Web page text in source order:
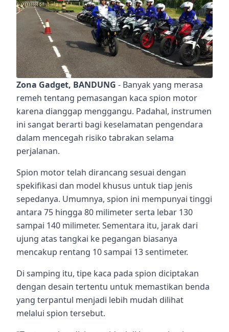
Zona Gadget, BANDUNG - Banyak yang merasa
remeh tentang pemasangan kaca spion motor
karena dianggap menggangu. Padahal, instrumen
ini sangat berarti bagi keselamatan pengendara
dalam mencegah risiko tabrakan selama
perjalanan.
Spion motor telah dirancang sesuai dengan
spekifikasi dan model khusus untuk tiap jenis
sepedanya. Umumnya, spion ini mempunyai tinggi
antara 75 hingga 80 milimeter serta lebar 130
sampai 140 milimeter. Sementara itu, jarak dari
ujung atas tangkai ke pegangan biasanya
mencakup rentang 10 sampai 13 sentimeter.
Di samping itu, tipe kaca pada spion diciptakan
dengan desain tertentu untuk memastikan benda
yang terpantul menjadi lebih mudah dilihat
melalui spion tersebut.